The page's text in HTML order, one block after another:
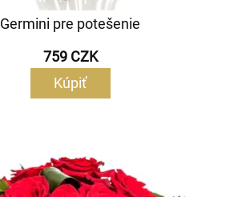
Germini pre potešenie
759 CZK
Kúpiť